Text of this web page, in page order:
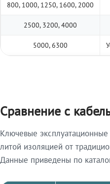
800, 1000, 1250, 1600, 2000
2500, 3200, 4000
5000, 6300
Сравнение с
Ключевые эксплуатационные
литой изоляцией от
Данные приведены по